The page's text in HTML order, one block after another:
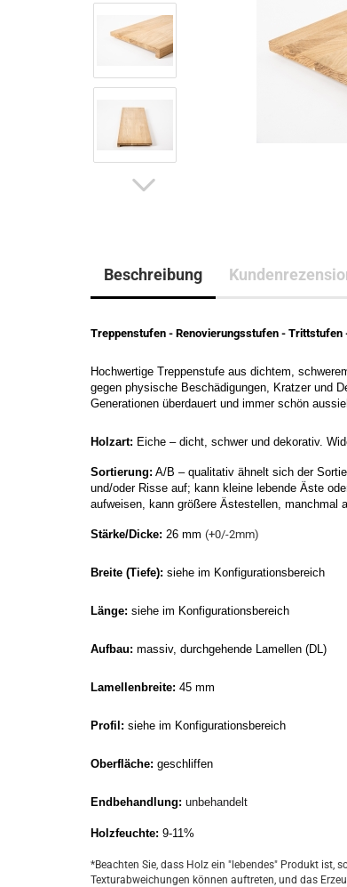
Beschreibung
Treppenstufen - Renovierungsstufen -
Hochwertige Treppenstufe aus dichtem,
gegen physische Beschädigungen, Kratzer und
Generationen überdauert und immer schön
Holzart: Eiche – dicht, schwer und dekorativ.
Sortierung: A/B – qualitativ ähnelt sich der
und/oder Risse auf; kann kleine lebende Äste
aufweisen, kann größere Ästestellen, manchmal
Stärke/Dicke: 26 mm (+0/-2mm)
Breite (Tiefe): siehe im Konfigurationsbereich
Länge: siehe im Konfigurationsbereich
Aufbau: massiv, durchgehende Lamellen (DL)
Lamellenbreite: 45 mm
Profil: siehe im Konfigurationsbereich
Oberfläche: geschliffen
Endbehandlung: unbehandelt
Holzfeuchte: 9-11%
*Beachten Sie, dass Holz ein "lebendes" Produkt ist,
Texturabweichungen können auftreten, und das